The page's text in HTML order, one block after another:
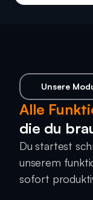
Unsere
Alle
die du
Du startest
unserem
sofort